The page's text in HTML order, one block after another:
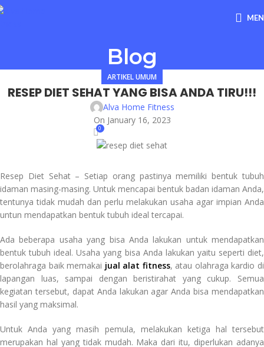
Blog
ARTIKEL UMUM
RESEP DIET SEHAT YANG BISA ANDA TIRU!!!
Alva Home Fitness
On January 16, 2023
0
Resep Diet Sehat – Setiap orang pastinya memiliki bentuk tubuh
idaman masing-masing. Untuk mencapai bentuk badan idaman Anda,
tentunya tidak mudah dan perlu melakukan usaha agar impian Anda
untun mendapatkan bentuk tubuh ideal tercapai.
Ada beberapa usaha yang bisa Anda lakukan untuk mendapatkan
bentuk tubuh ideal. Usaha yang bisa Anda lakukan yaitu seperti diet,
berolahraga baik memakai jual alat fitness, atau olahraga kardio di
lapangan luas, sampai dengan beristirahat yang cukup. Semua
kegiatan tersebut, dapat Anda lakukan agar Anda bisa mendapatkan
hasil yang maksimal.
Untuk Anda yang masih pemula, melakukan ketiga hal tersebut
merupakan hal yang tidak mudah. Maka dari itu, diperlukan adanya